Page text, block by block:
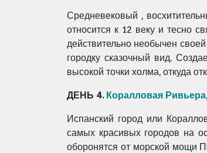
Средневековый ,
относится к 12 веку и тесно
действительно необычен
городку сказочный вид.
высокой точки холма, откуда
ДЕНЬ 4. Коралловая
Испанский город или
самых красивых городов на
оборонятся от морской мощи